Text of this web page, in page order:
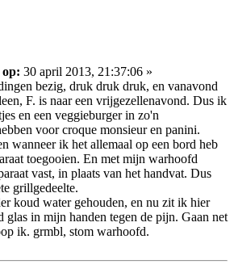
op: 30 april 2013, 21:37:06 »
bezig, druk druk druk, en vanavond
F. is naar een vrijgezellenavond. Dus ik
en een veggieburger in zo'n
voor croque monsieur en panini.
wanneer ik het allemaal op een bord heb
toegooien. En met mijn warhoofd
vast, in plaats van het handvat. Dus
grillgedeelte.
koud water gehouden, en nu zit ik hier
glas in mijn handen tegen de pijn. Gaan net
ik. grmbl, stom warhoofd.